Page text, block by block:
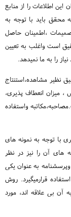
این اطلاعات را از منابع
محقق باید با توجه به
،اطمینان حاصل
است واغلب به تعیین
را به ما نمیدهد.
نظیر مشاهده،استنتاج
میزان انعطاف پذیری،
واستفاده
با توجه به نمونه های
های آن را نیز در نظر
به عنوان یکی
قرارمیگیرد. روش
بی علاقه اند، مورد